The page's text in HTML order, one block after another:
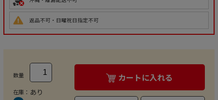
返品不可・日曜祝日指定不可
数量
在庫： あり
カートに入れる